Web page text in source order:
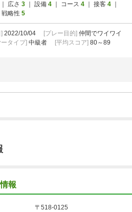
｜ 広さ 3 ｜ 設備 4 ｜ コース 4 ｜ 接客 4
戦略性 5
2022/10/04 [プレー目的] 仲間でワイワイ
タイプ] 中級者 [平均スコア] 80～89
報
〒518-0125